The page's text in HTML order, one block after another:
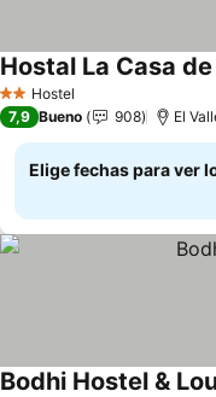
2 Estrellas
Hostel
Hostal La Casa
7,9 Bueno 908 El
Elige fechas para ver
Bodhi Hostel &